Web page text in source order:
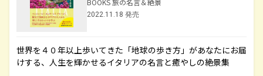
BOOKS 旅の名言＆絶景
2022.11.18 発売
世界を４０年以上歩いてきた「地球の歩き方」があなたにお届
けする、人生を輝かせるイタリアの名言と癒やしの絶景集